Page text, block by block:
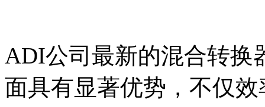
ADI公司最新的混合转换
面具有显著优势，不仅